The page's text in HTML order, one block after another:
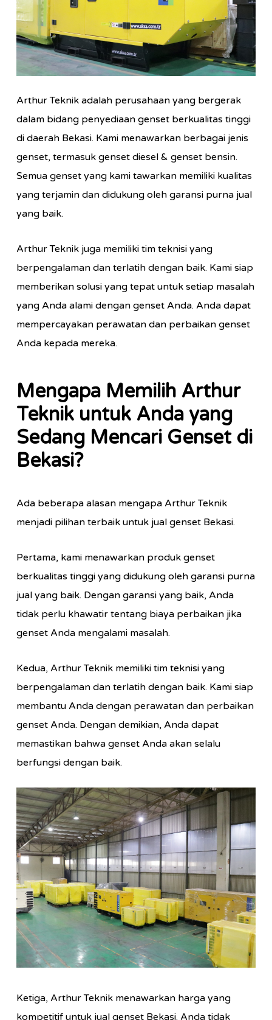
Arthur Teknik adalah perusahaan yang bergerak
dalam bidang penyediaan genset berkualitas tinggi
di daerah Bekasi. Kami menawarkan berbagai jenis
genset, termasuk genset diesel & genset bensin.
Semua genset yang kami tawarkan memiliki kualitas
yang terjamin dan didukung oleh garansi purna jual
yang baik.
Arthur Teknik juga memiliki tim teknisi yang
berpengalaman dan terlatih dengan baik. Kami siap
memberikan solusi yang tepat untuk setiap masalah
yang Anda alami dengan genset Anda. Anda dapat
mempercayakan perawatan dan perbaikan genset
Anda kepada mereka.
Mengapa Memilih Arthur
Teknik untuk Anda yang
Sedang Mencari Genset di
Bekasi?
Ada beberapa alasan mengapa Arthur Teknik
menjadi pilihan terbaik untuk jual genset Bekasi.
Pertama, kami menawarkan produk genset
berkualitas tinggi yang didukung oleh garansi purna
jual yang baik. Dengan garansi yang baik, Anda
tidak perlu khawatir tentang biaya perbaikan jika
genset Anda mengalami masalah.
Kedua, Arthur Teknik memiliki tim teknisi yang
berpengalaman dan terlatih dengan baik. Kami siap
membantu Anda dengan perawatan dan perbaikan
genset Anda. Dengan demikian, Anda dapat
memastikan bahwa genset Anda akan selalu
berfungsi dengan baik.
Ketiga, Arthur Teknik menawarkan harga yang
kompetitif untuk jual genset Bekasi. Anda tidak